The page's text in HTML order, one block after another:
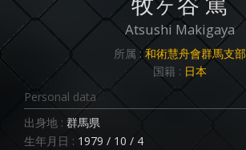
Atsushi Makigaya
所属 : 和術慧舟會群馬支部
国籍 : 日本
Personal data
出身地 : 群馬県
生年月日 : 1979 / 10 / 4